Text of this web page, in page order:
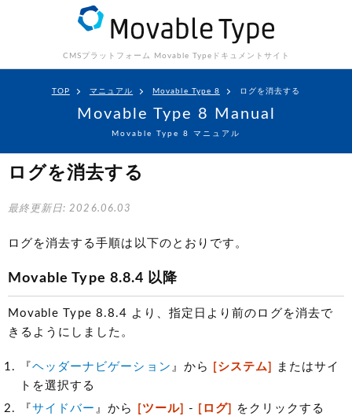
CMSプラットフォーム Movable Type ドキュメントサイト
TOP マニュアル Movable Type 8 ログを消去する
Movable Type 8 Manual
Movable Type 8 マニュアル
ログを消去する
最終更新日: 2026.06.03
ログを消去する手順は以下のとおりです。
Movable Type 8.8.4 以降
Movable Type 8.8.4 より、指定日より前のログを消去で
きるようにしました。
『ヘッダーナビゲーション 』から [システム]
またはサイ
トを選択する
『サイドバー 』から [ツール] - [ログ] をクリックする